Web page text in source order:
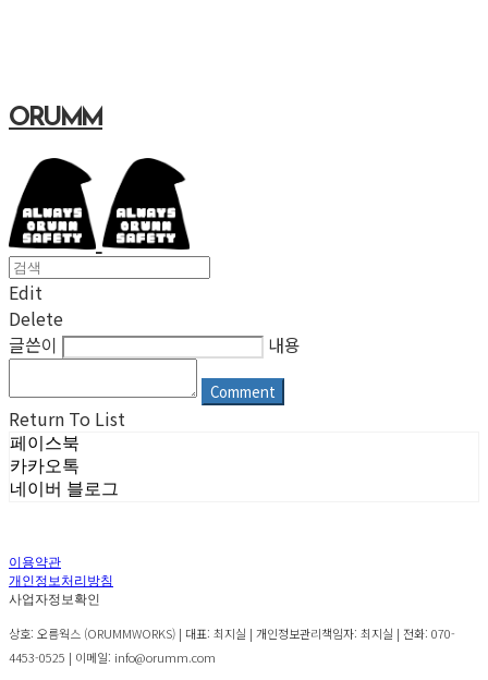
ORUMM
Edit
Delete
글쓴이
내용
Comment
Return To List
페이스북
카카오톡
네이버 블로그
이용약관
개인정보처리방침
사업자정보확인
상호: 오름웍스 (ORUMMWORKS) | 대표: 최지실 | 개인정보관리책임자: 최지실 | 전화: 070-
4453-0525 | 이메일: info@orumm.com